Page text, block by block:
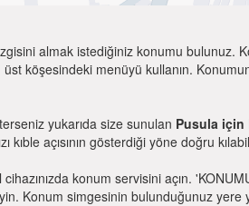
almak istediğiniz konumu bulunuz.
köşesindeki menüyü kullanın.
yukarıda size sunulan Pusula için
kıble açısının gösterdiği yöne doğru
konum servisini açın.
Konum simgesinin bulunduğunuz yere